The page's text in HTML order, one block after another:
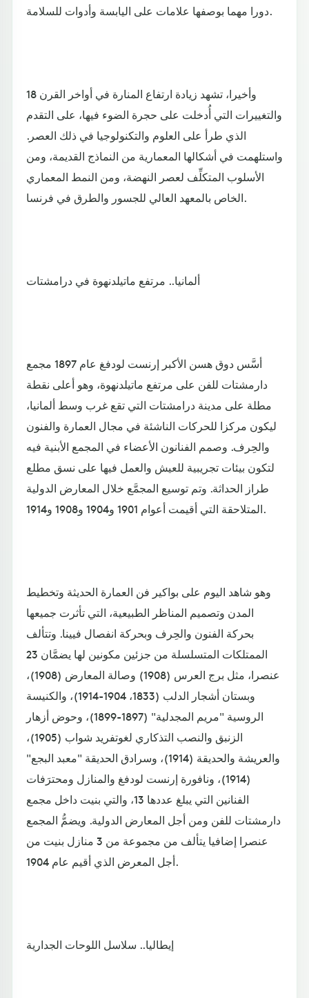
دورا مهما بوصفها علامات على اليابسة وأدوات للسلامة.
وأخيرا، تشهد زيادة ارتفاع المنارة في أواخر القرن 18
والتغييرات التي أُدخلت على حجرة الضوء فيها، على التقدم
الذي طرأ على العلوم والتكنولوجيا في ذلك العصر.
واستلهمت في أشكالها المعمارية من النماذج القديمة، ومن
الأسلوب المتكلِّف لعصر النهضة، ومن النمط المعماري
الخاص بالمعهد العالي للجسور والطرق في فرنسا.
ألمانيا.. مرتفع ماتيلدنهوة في درامشتات
أسَّس دوق هسن الأكبر إرنست لودفغ عام 1897 مجمع
دارمشتات للفن على مرتفع ماتيلدنهوة، وهو أعلى نقطة
مطلة على مدينة درامشتات التي تقع غرب وسط ألمانيا،
ليكون مركزا للحركات الناشئة في مجال العمارة والفنون
والحِرف. وصمم الفنانون الأعضاء في المجمع الأبنية فيه
لتكون بيئات تجريبية للعيش والعمل فيها على نسق مطلع
طراز الحداثة. وتم توسيع المجمَّع خلال المعارض الدولية
المتلاحقة التي أقيمت أعوام 1901 و1904 و1908 و1914.
وهو شاهد اليوم على بواكير فن العمارة الحديثة وتخطيط
المدن وتصميم المناظر الطبيعية، التي تأثرت جميعها
بحركة الفنون والحِرف وبحركة انفصال فيينا. وتتألف
الممتلكات المتسلسلة من جزئين مكونين لها يضمَّان 23
عنصرا، مثل برج العرس (1908) وصالة المعارض (1908)،
وبستان أشجار الدلب (1833، 1904-1914)، والكنيسة
الروسية "مريم المجدلية" (1897-1899)، وحوض أزهار
الزنبق والنصب التذكاري لغوتفريد شواب (1905)،
والعريشة والحديقة (1914)، وسرادق الحديقة "معبد البجع"
(1914)، ونافورة إرنست لودفغ والمنازل ومحترَفات
الفنانين التي يبلغ عددها 13، والتي بنيت داخل مجمع
دارمشتات للفن ومن أجل المعارض الدولية. ويضمُّ المجمع
عنصرا إضافيا يتألف من مجموعة من 3 منازل بنيت من
أجل المعرض الذي أقيم عام 1904.
إيطاليا.. سلاسل اللوحات الجدارية